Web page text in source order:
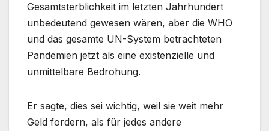
Gesamtsterblichkeit im letzten Jahrhundert
unbedeutend gewesen wären, aber die WHO
und das gesamte UN-System betrachteten
Pandemien jetzt als eine existenzielle und
unmittelbare Bedrohung.
Er sagte, dies sei wichtig, weil sie weit mehr
Geld fordern, als für jedes andere